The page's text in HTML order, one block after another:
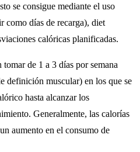
se consigue mediante el uso
como días de recarga), diet
calóricas planificadas.
tomar de 1 a 3 días por semana
definición muscular) en los que se
hasta alcanzar los
Generalmente, las calorías
aumento en el consumo de